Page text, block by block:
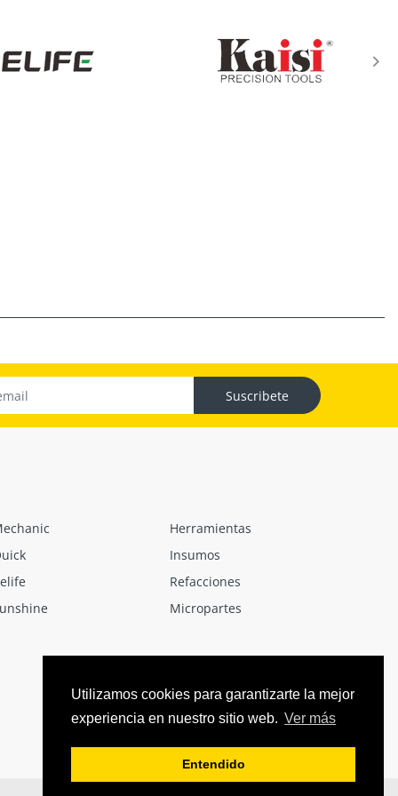
Utilizamos cookies para garantizarte la mejor
experiencia en nuestro sitio web. Ver más
Entendido
Suscribete
Herramientas
Insumos
Refacciones
Micropartes